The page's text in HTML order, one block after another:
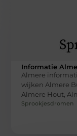
Informatie
Almere
wijken Almere
Almere Hout,
Sprookjesdromen